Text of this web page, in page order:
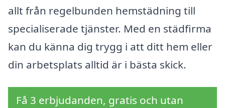
allt från regelbunden hemstädning till
specialiserade tjänster. Med en städfirma
kan du känna dig trygg i att ditt hem eller
din arbetsplats alltid är i bästa skick.
Få 3 erbjudanden, gratis och utan